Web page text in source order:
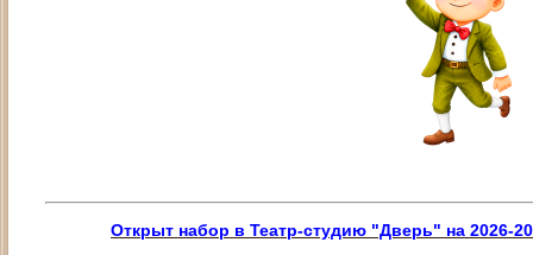
Открыт набор в Театр-студию "Дверь" на 2026-